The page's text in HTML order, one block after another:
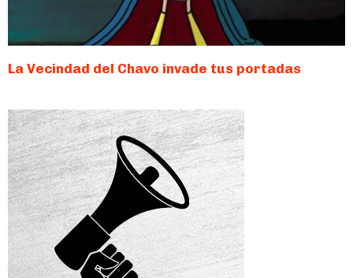
La Vecindad del Chavo invade tus portadas